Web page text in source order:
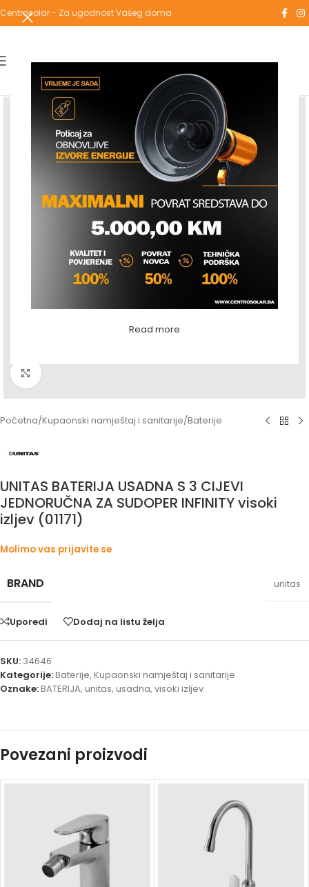
Read more
Centrosolar - Za ugodnost Vašeg doma
Povećaj sliku
Početna/Kupaonski namještaj i sanitarije/Baterije
UNITAS BATERIJA USADNA S 3 CIJEVI
JEDNORUČNA ZA SUDOPER INFINITY visoki
izljev (01171)
Molimo vas prijavite se
BRAND unitas
Uporedi Dodaj na listu želja
SKU: 34646
Kategorije:Baterije, Kupaonski namještaj i sanitarije
Oznake:BATERIJA, unitas, usadna, visoki izljev
Povezani proizvodi